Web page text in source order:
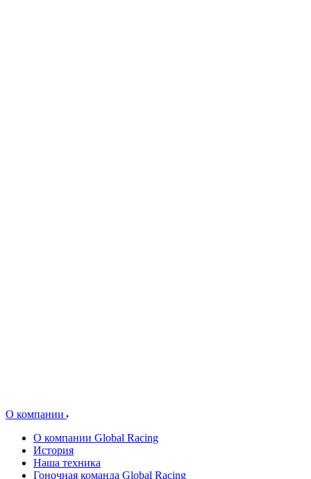
О компании
О компании Global Racing
История
Наша техника
Гоночная команда Global Racing